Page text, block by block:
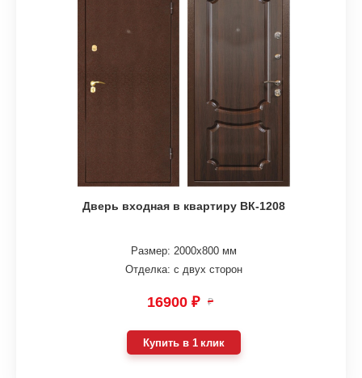
Дверь входная в квартиру ВК-1208
Размер: 2000х800 мм
Отделка: с двух сторон
16900 ₽ ₽
Купить в 1 клик